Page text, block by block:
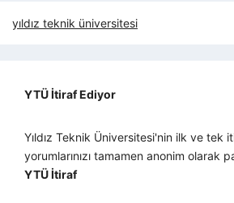
yıldız teknik üniversitesi
YTÜ İtiraf Ediyor
Yıldız Teknik Üniversitesi'nin ilk ve tek
yorumlarınızı tamamen anonim olarak
YTÜ İtiraf